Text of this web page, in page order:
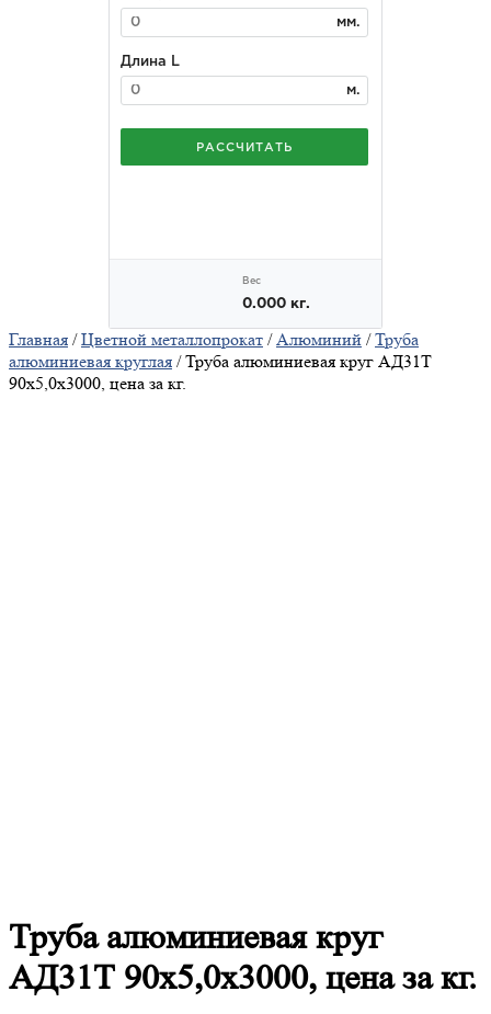
Главная /Цветной металлопрокат /Алюминий /Труба
алюминиевая круглая / Труба алюминиевая круг АД31Т
90х5,0х3000, цена за кг.
Трубаалюминиевая круг
АД31Т 90х5,0х3000, цена за кг.